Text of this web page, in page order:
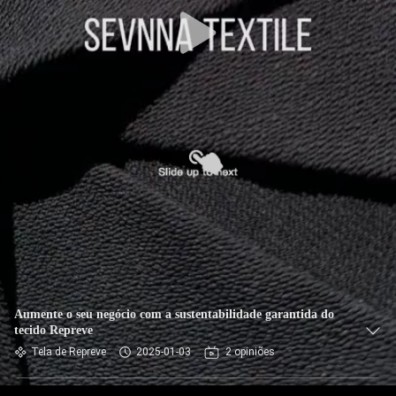
EXCURSÃO
DA
FÁBRICA
CONTROLE
QUALIDADE
CONTACTE-
NOS
NOTÍCIA
CASOS
Aumente o seu negócio com a sustentabilidade garantida do
tecido Repreve
Tela de Repreve 2025-01-03 2 opiniões